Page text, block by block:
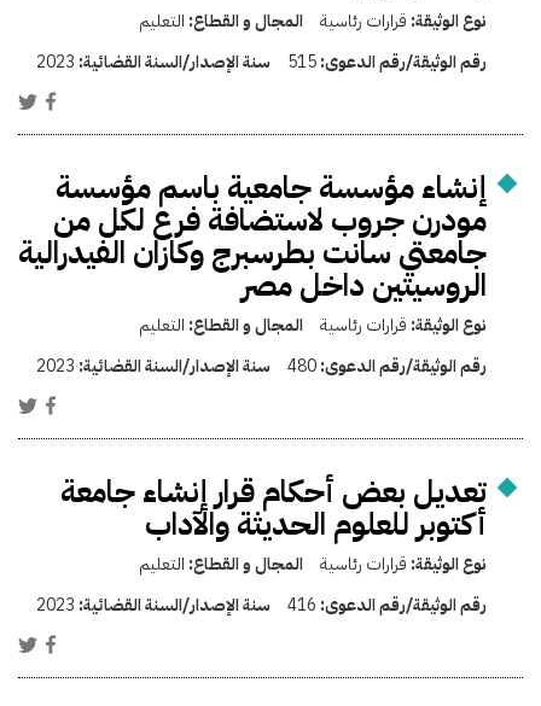
نوع الوثيقة: قرارات رئاسية المجال و القطاع: التعليم
رقم الوثيقة/رقم الدعوى:515 سنة الإصدار/السنة القضائية: 2023
إنشاء مؤسسة جامعية باسم مؤسسة
مودرن جروب لاستضافة فرع لكل من
جامعتي سانت بطرسبرج وكازان الفيدرالية
الروسيتين داخل مصر
نوع الوثيقة: قرارات رئاسية المجال و القطاع: التعليم
رقم الوثيقة/رقم الدعوى:480 سنة الإصدار/السنة القضائية: 2023
تعديل بعض أحكام قرار إنشاء جامعة
أكتوبر للعلوم الحديثة والآداب
نوع الوثيقة: قرارات رئاسية المجال و القطاع: التعليم
رقم الوثيقة/رقم الدعوى: 416 سنة الإصدار/السنة القضائية: 2023